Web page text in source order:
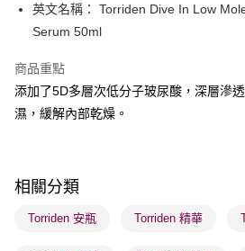
WeChat Pay
送貨方式
順豐自助櫃 - 確認發貨後1-3個工作天送達
順豐站及營業點 - 確認發貨後1-3個工作天
英文名稱： Torriden Dive In Low
Serum 50ml
商品重點
添加了5D多層次低分子玻尿酸，深層滲
濕，緩解內部乾燥。
相關分類
Torriden 安瓶 Torriden 精華